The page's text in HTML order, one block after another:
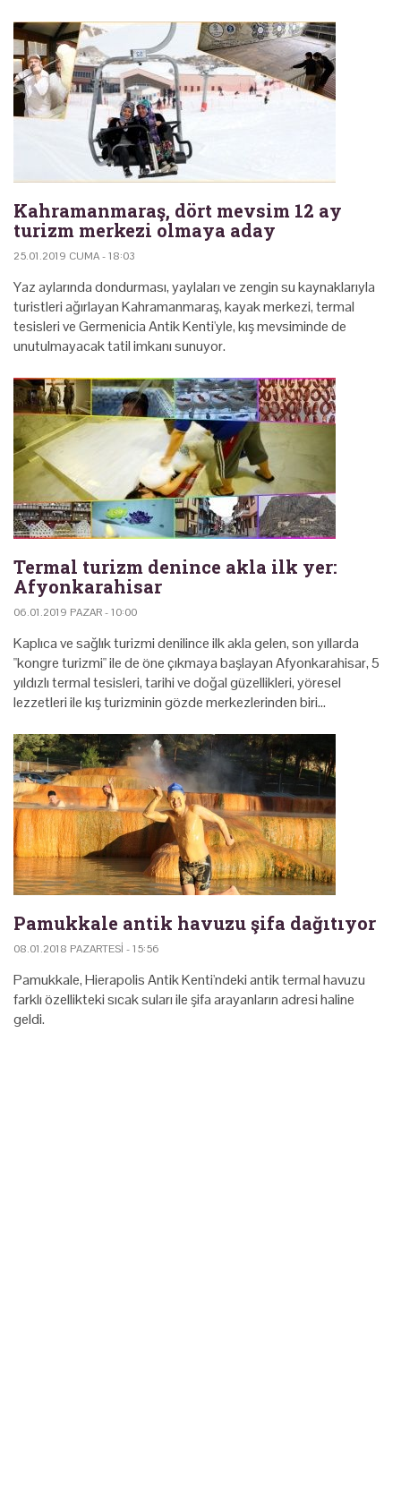
Kahramanmaraş, dört mevsim 12 ay
turizm merkezi olmaya aday
25.01.2019 CUMA - 18:03
Yaz aylarında dondurması, yaylaları ve zengin su kaynaklarıyla
turistleri ağırlayan Kahramanmaraş, kayak merkezi, termal
tesisleri ve Germenicia Antik Kenti'yle, kış mevsiminde de
unutulmayacak tatil imkanı sunuyor.
Termal turizm denince akla ilk yer:
Afyonkarahisar
06.01.2019 PAZAR - 10:00
Kaplıca ve sağlık turizmi denilince ilk akla gelen, son yıllarda
"kongre turizmi" ile de öne çıkmaya başlayan Afyonkarahisar, 5
yıldızlı termal tesisleri, tarihi ve doğal güzellikleri, yöresel
lezzetleri ile kış turizminin gözde merkezlerinden biri…
Pamukkale antik havuzu şifa dağıtıyor
08.01.2018 PAZARTESI - 15:56
Pamukkale, Hierapolis Antik Kenti'ndeki antik termal havuzu
farklı özellikteki sıcak suları ile şifa arayanların adresi haline
geldi.